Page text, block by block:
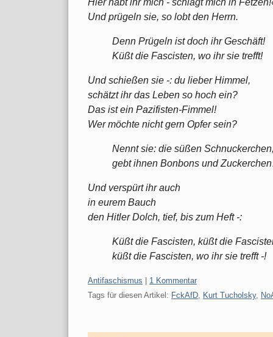
Hier habt ihr mich - schlagt mich in
Und prügeln sie, so lobt den Herrn.
Denn Prügeln ist doch ihr Geschäft!
Küßt die Fascisten, wo ihr sie trefft!
Und schießen sie -: du lieber Himmel,
schätzt ihr das Leben so hoch ein?
Das ist ein Pazifisten-Fimmel!
Wer möchte nicht gern Opfer sein?
Nennt sie: die süßen Schnuckerchen,
gebt ihnen Bonbons und
Und verspürt ihr auch
in eurem Bauch
den Hitler Dolch, tief, bis zum Heft -:
Küßt die Fascisten, küßt die
küßt die Fascisten, wo ihr sie trefft -!
Kategorien:
Antifaschismus
1 Kommentar
Tags für diesen Artikel: FckAfD, Kurt Tucholsky,